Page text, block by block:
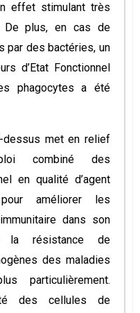
effet stimulant très
De plus, en cas de
par des bactéries, un
d’Etat Fonctionnel
phagocytes a été
met en relief
combiné des
en qualité d’agent
pour améliorer les
dans son
la résistance de
des maladies
particulièrement.
des cellules de